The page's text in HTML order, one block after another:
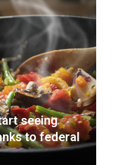
seeing
to federal